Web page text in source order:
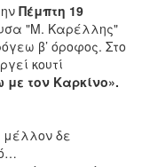
Πέμπτη 19
"Μ. Καρέλλης"
β’ όροφος. Στο
κουτί
με τον Καρκίνο».
μέλλον δε